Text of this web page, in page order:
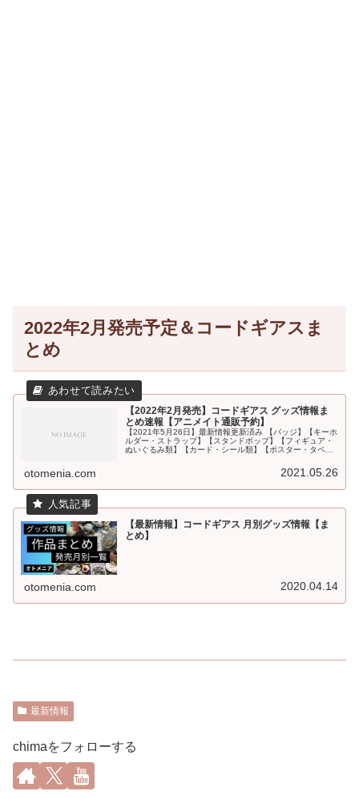
2022年2月発売予定＆コードギアスま
とめ
【2022年2月発売】コードギアス グッズ情報ま
とめ速報【アニメイト通販予約】
【2021年5月26日】最新情報更新済み 【バッジ】【キーホ
ルダー・ストラップ】【スタンドポップ】【フィギュア・
ぬいぐるみ類】【カード・シール類】【ポスター・タペス
otomenia.com 2021.05.26
【最新情報】コードギアス 月別グッズ情報【ま
とめ】
otomenia.com 2020.04.14
最新情報
chimaをフォローする